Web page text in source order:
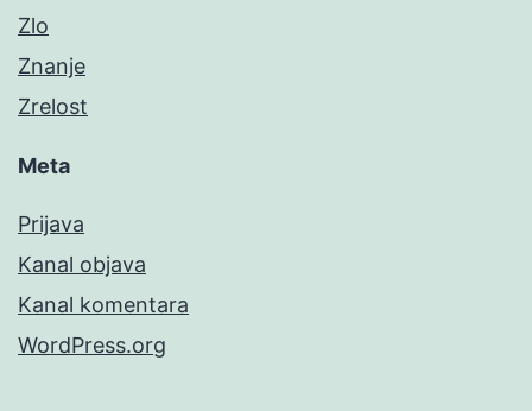
Zlo
Znanje
Zrelost
Meta
Prijava
Kanal objava
Kanal komentara
WordPress.org